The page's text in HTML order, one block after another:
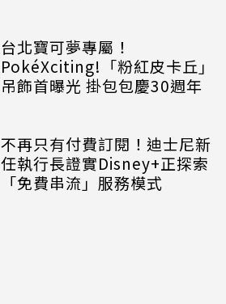
台北寶可夢專屬！
PokéXciting!「粉紅皮卡丘」
吊飾首曝光 掛包包慶30週年
不再只有付費訂閱！迪士尼新
任執行長證實Disney+正探索
「免費串流」服務模式